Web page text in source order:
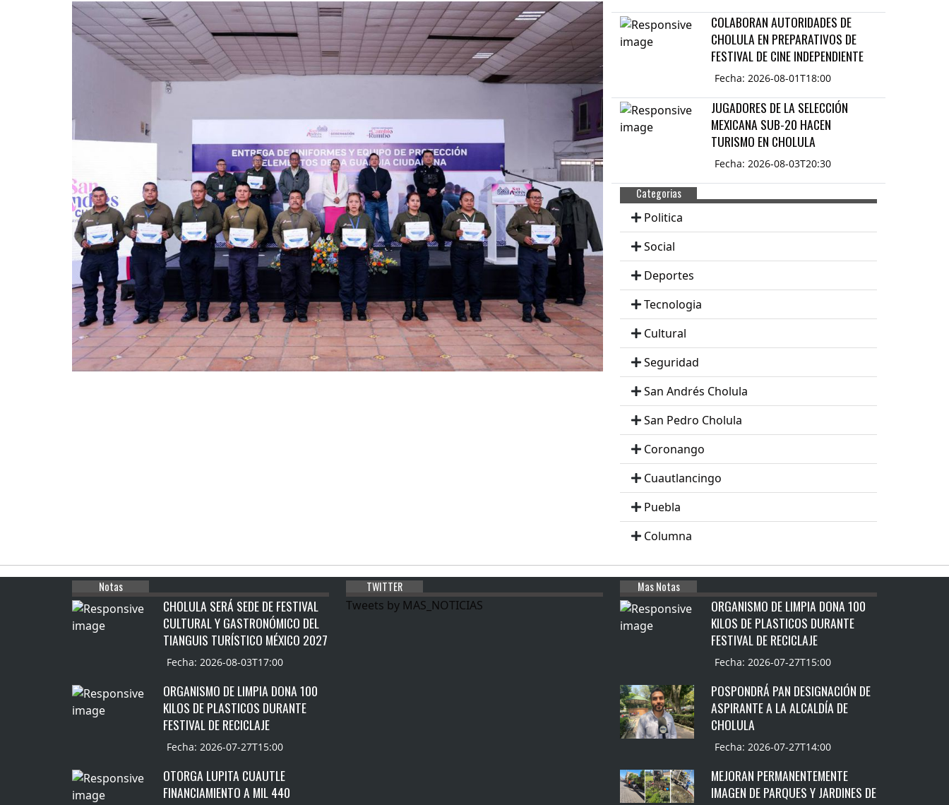
COLABORAN AUTORIDADES DE
CHOLULA EN PREPARATIVOS DE
FESTIVAL DE CINE INDEPENDIENTE
Fecha: 2026-08-01T18:00
JUGADORES DE LA SELECCIÓN
MEXICANA SUB-20 HACEN
TURISMO EN CHOLULA
Fecha: 2026-08-03T20:30
Categorias
Politica
Social
Deportes
Tecnologia
Cultural
Seguridad
San Andrés Cholula
San Pedro Cholula
Coronango
Cuautlancingo
Puebla
Columna
Notas
CHOLULA SERÁ SEDE DE FESTIVAL
CULTURAL Y GASTRONÓMICO DEL
TIANGUIS TURÍSTICO MÉXICO 2027
Fecha: 2026-08-03T17:00
ORGANISMO DE LIMPIA DONA 100
KILOS DE PLASTICOS DURANTE
FESTIVAL DE RECICLAJE
Fecha: 2026-07-27T15:00
OTORGA LUPITA CUAUTLE
FINANCIAMIENTO A MIL 440
TWITTER
Tweets by MAS_NOTICIAS
Mas Notas
ORGANISMO DE LIMPIA DONA 100
KILOS DE PLASTICOS DURANTE
FESTIVAL DE RECICLAJE
Fecha: 2026-07-27T15:00
POSPONDRÁ PAN DESIGNACIÓN DE
ASPIRANTE A LA ALCALDÍA DE
CHOLULA
Fecha: 2026-07-27T14:00
MEJORAN PERMANENTEMENTE
IMAGEN DE PARQUES Y JARDINES DE